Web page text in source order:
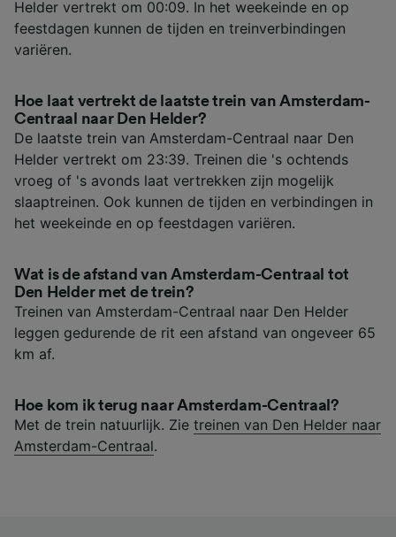
Helder vertrekt om 00:09. In het weekeinde en op
feestdagen kunnen de tijden en treinverbindingen
variëren.
Hoe laat vertrekt de laatste trein van Amsterdam-
Centraal naar Den Helder?
De laatste trein van Amsterdam-Centraal naar Den
Helder vertrekt om 23:39. Treinen die 's ochtends
vroeg of 's avonds laat vertrekken zijn mogelijk
slaaptreinen. Ook kunnen de tijden en verbindingen in
het weekeinde en op feestdagen variëren.
Wat is de afstand van Amsterdam-Centraal tot
Den Helder met de trein?
Treinen van Amsterdam-Centraal naar Den Helder
leggen gedurende de rit een afstand van ongeveer 65
km af.
Hoe kom ik terug naar Amsterdam-Centraal?
Met de trein natuurlijk. Zie treinen van Den Helder naar
Amsterdam-Centraal.